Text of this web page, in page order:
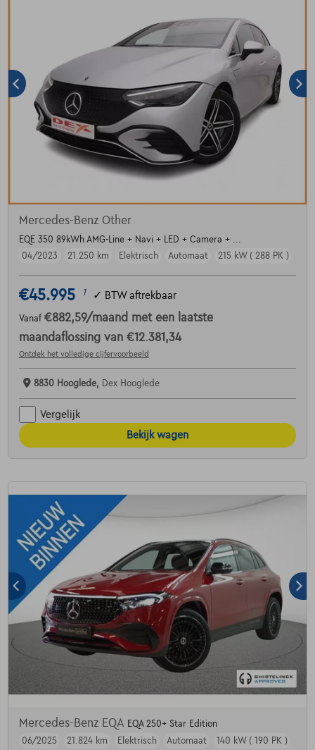
Mercedes-Benz Other
EQE 350 89kWh AMG-Line + Navi + LED + Camera + ...
04/2023
21.250 km Elektrisch Automaat 215 kW ( 288 PK )
€45.995 1 ✓ BTW aftrekbaar
Vanaf €882,59/maand met een laatste
maandaflossing van €12.381,34
Ontdek het volledige cijfervoorbeeld
8830 Hooglede, Dex Hooglede
Vergelijk
Bekijk wagen
Mercedes-Benz EQA EQA 250+ Star Edition
06/2025
21.824 km Elektrisch Automaat 140 kW ( 190 PK )